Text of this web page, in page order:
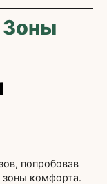
Зоны
попробовав
комфорта.